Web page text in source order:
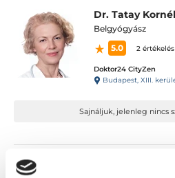
Dr. Tatay
Belgyógyász
5.0
2 értékelés
Doktor24 CityZen
Budapest, XIII.
Sajnáljuk, jelenleg nincs